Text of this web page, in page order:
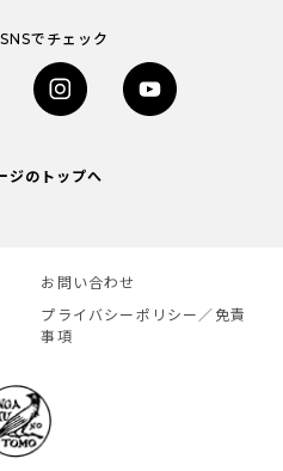
でチェック
ジのトップへ
お問い合わせ
プライバシーポリシー／免責
事項